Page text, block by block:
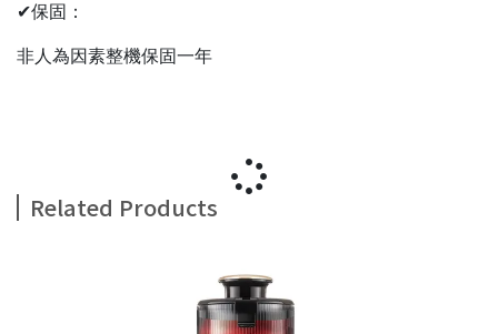
✔保固：
非人為因素整機保固一年
Related Products